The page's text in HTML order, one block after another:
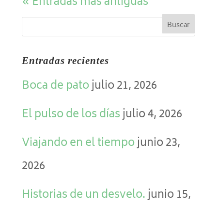
Entradas recientes
Boca de patojulio 21, 2026
El pulso de los díasjulio 4, 2026
Viajando en el tiempojunio 23,
2026
Historias de un desvelo.junio 15,